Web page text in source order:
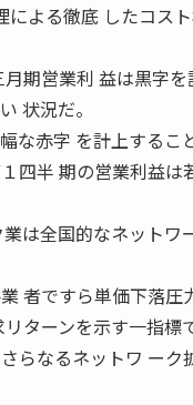
による徹底 したコス
期営業利 益は黒字
状況だ。
な赤字 を計上するこ
四半 期の営業利益
は全国的なネット
者ですら単価下落圧
ターンを示す一指標
らなるネットワ ー